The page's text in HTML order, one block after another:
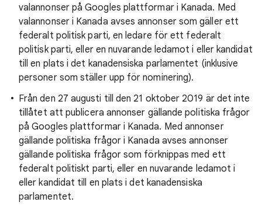
valannonser på Googles plattformar i Kanada. Med
valannonser i Kanada avses annonser som gäller ett
federalt politisk parti, en ledare för ett federalt
politisk parti, eller en nuvarande ledamot i eller kandidat
till en plats i det kanadensiska parlamentet (inklusive
personer som ställer upp för nominering).
Från den 27 augusti till den 21 oktober 2019 är det inte
tillåtet att publicera annonser gällande politiska frågor
på Googles plattformar i Kanada. Med annonser
gällande politiska frågor i Kanada avses annonser
gällande politiska frågor som förknippas med ett
federalt politiskt parti, eller en nuvarande ledamot i
eller kandidat till en plats i det kanadensiska
parlamentet.